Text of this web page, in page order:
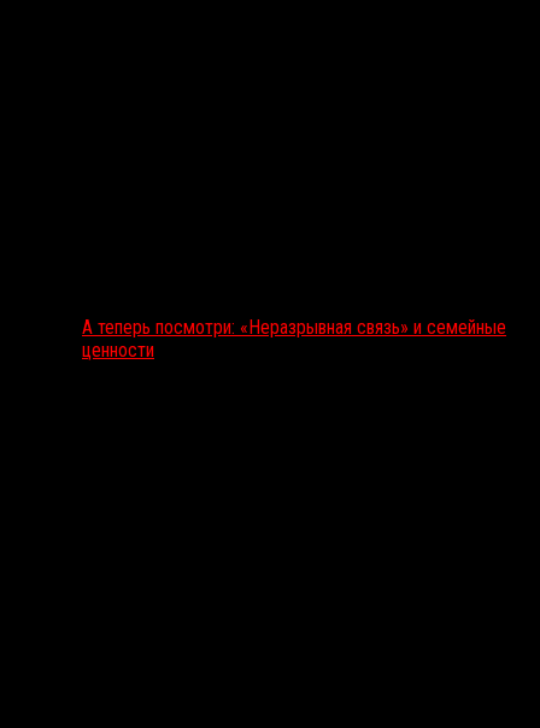
А теперь посмотри: «Неразрывная связь» и семейные
ценности